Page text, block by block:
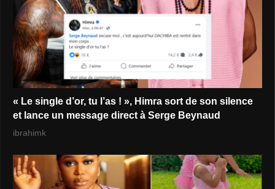
« Le single d’or, tu l’as ! », Himra sort de son silence
et lance un message direct à Serge Beynaud
ibrahimk